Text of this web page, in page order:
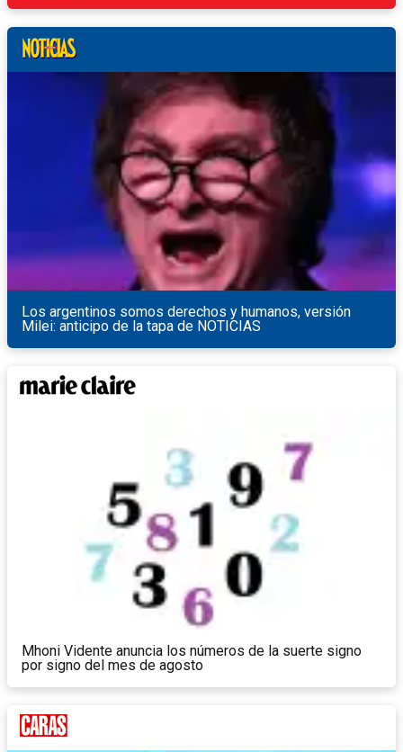
Los argentinos somos derechos y humanos, versión
Milei: anticipo de la tapa de NOTICIAS
Mhoni Vidente anuncia los números de la suerte signo
por signo del mes de agosto